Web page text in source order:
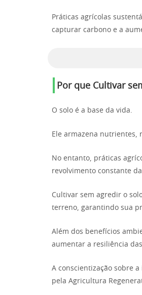
Práticas agrícolas
capturar carbono e a
Por que Cultivar
O solo é a base da vida.
Ele armazena nutrientes,
No entanto, práticas
revolvimento constante
Cultivar sem agredir o
terreno, garantindo sua
Além dos benefícios
aumentar a resiliência
A conscientização sobre
pela Agricultura